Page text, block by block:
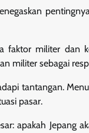
faktor militer dan
militer sebagai
tantangan.
pasar.
apakah Jepang